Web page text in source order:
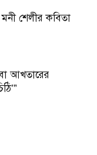
শেলীর কবিতা
আখতারের